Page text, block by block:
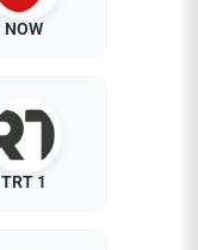
NOW
TRT 1